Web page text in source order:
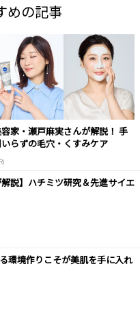
めの記事
家・瀬戸麻実さんが解説！ 手
らずの毛穴・くすみケア
解説】ハチミツ研究＆先進サイエ
環境作りこそが美肌を手に入れ